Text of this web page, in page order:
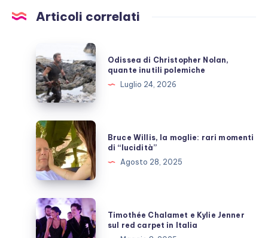
Articoli correlati
di
Christopher
Nolan,
quante
inutili
polemiche
Odissea di Christopher Nolan,
quante inutili polemiche
Luglio 24, 2026
Bruce
Willis,
la
moglie:
rari
momenti
di
“lucidità”
Bruce Willis, la moglie: rari momenti
di “lucidità”
Agosto 28, 2025
Timothée
Chalamet
e
Timothée Chalamet e Kylie Jenner
sul red carpet in Italia